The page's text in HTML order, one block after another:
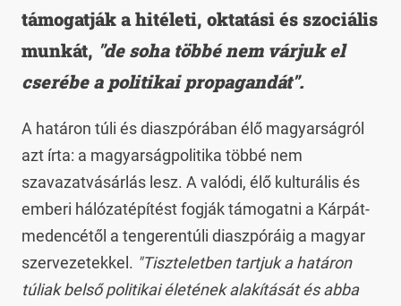
támogatják a hitéleti, oktatási és szociális
munkát, "de soha többé nem várjuk el
cserébe a politikai propagandát".
A határon túli és diaszpórában élő magyarságról
azt írta: a magyarságpolitika többé nem
szavazatvásárlás lesz. A valódi, élő kulturális és
emberi hálózatépítést fogják támogatni a Kárpát-
medencétől a tengerentúli diaszpóráig a magyar
szervezetekkel. "Tiszteletben tartjuk a határon
túliak belső politikai életének alakítását és abba